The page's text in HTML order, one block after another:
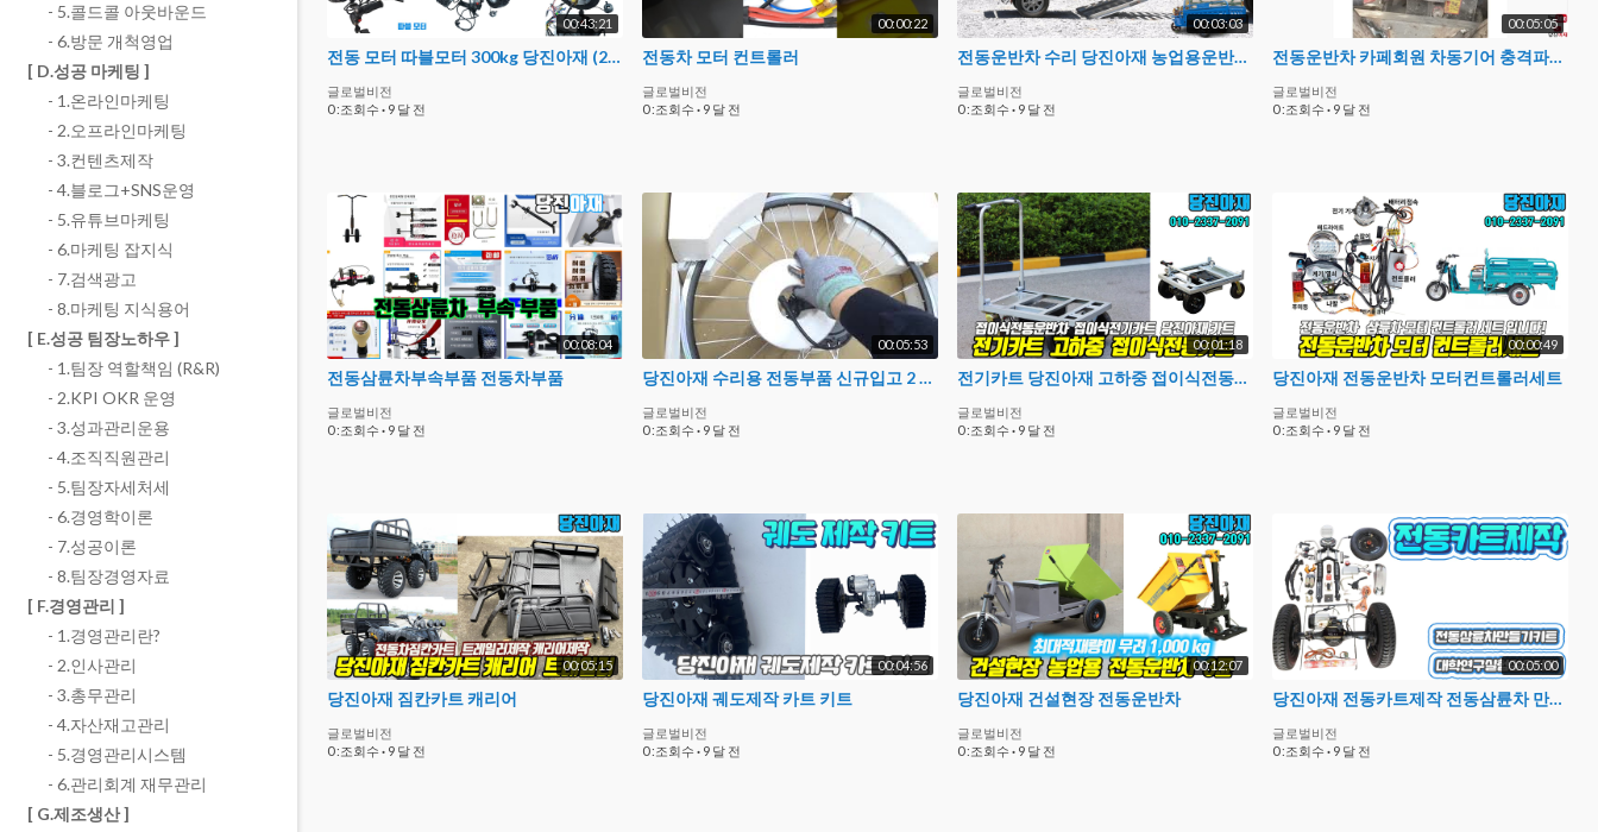
00:43:21
전동 모터 따블모터 300kg 당진아재 (20센티 15센티모터 2 10km/h 시속 토크위주 저속 로봇 운반 실험 자재 교재 교구 제작 diy 구동체 실험영상
글로벌비전
0 :조회수 · 9 달 전
00:00:22
전동차 모터 컨트롤러
글로벌비전
0 :조회수 · 9 달 전
00:03:03
전동운반차 수리 당진아재 농업용운반차 부품 카페회원
글로벌비전
0 :조회수 · 9 달 전
00:05:05
전동운반차 카페회원 차동기어 충격파손 부품 구해주기
글로벌비전
0 :조회수 · 9 달 전
00:08:04
전동삼륜차부속부품 전동차부품
글로벌비전
0 :조회수 · 9 달 전
00:05:53
당진아재 수리용 전동부품 신규입고 2 자전거 모터외 27인치 카세트외
글로벌비전
0 :조회수 · 9 달 전
00:01:18
전기카트 당진아재 고하중 접이식전동카트
글로벌비전
0 :조회수 · 9 달 전
00:00:49
당진아재 전동운반차 모터컨트롤러세트
글로벌비전
0 :조회수 · 9 달 전
00:05:15
당진아재 짐칸카트 캐리어
글로벌비전
0 :조회수 · 9 달 전
00:04:56
당진아재 궤도제작 카트 키트
글로벌비전
0 :조회수 · 9 달 전
00:12:07
당진아재 건설현장 전동운반차
글로벌비전
0 :조회수 · 9 달 전
00:05:00
당진아재 전동카트제작 전동삼륜차 만들기키트 실험연구실습자재 기술지원
글로벌비전
0 :조회수 · 9 달 전
- 5.콜드콜 아웃바운드
- 6.방문 개척영업
[ D.성공 마케팅 ]
- 1.온라인마케팅
- 2.오프라인마케팅
- 3.컨텐츠제작
- 4.블로그+SNS운영
- 5.유튜브마케팅
- 6.마케팅 잡지식
- 7.검색광고
- 8.마케팅 지식용어
[ E.성공 팀장노하우 ]
- 1.팀장 역할책임 (R&R)
- 2.KPI OKR 운영
- 3.성과관리운용
- 4.조직직원관리
- 5.팀장자세처세
- 6.경영학이론
- 7.성공이론
- 8.팀장경영자료
[ F.경영관리 ]
- 1.경영관리란?
- 2.인사관리
- 3.총무관리
- 4.자산재고관리
- 5.경영관리시스템
- 6.관리회계 재무관리
[ G.제조생산 ]